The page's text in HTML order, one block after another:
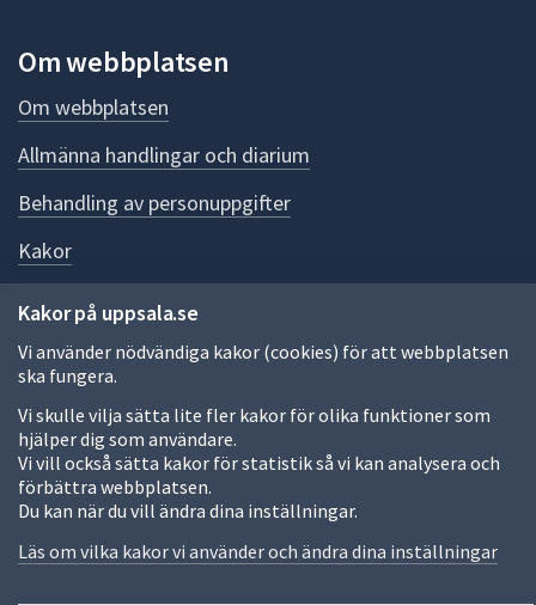
Kakor på uppsala.se
Vi använder nödvändiga kakor (cookies) för att webbplatsen
ska fungera.
Vi skulle vilja sätta lite fler kakor för olika funktioner som
hjälper dig som användare.
Vi vill också sätta kakor för statistik så vi kan analysera och
förbättra webbplatsen.
Du kan när du vill ändra dina inställningar.
Läs om vilka kakor vi använder och ändra dina inställningar
Om webbplatsen
Om webbplatsen
Allmänna handlingar och diarium
Behandling av personuppgifter
Kakor
Språk (other languages)
Tillgänglighetsredogörelse
Fler sätt att följa oss
Till
toppen
sidan